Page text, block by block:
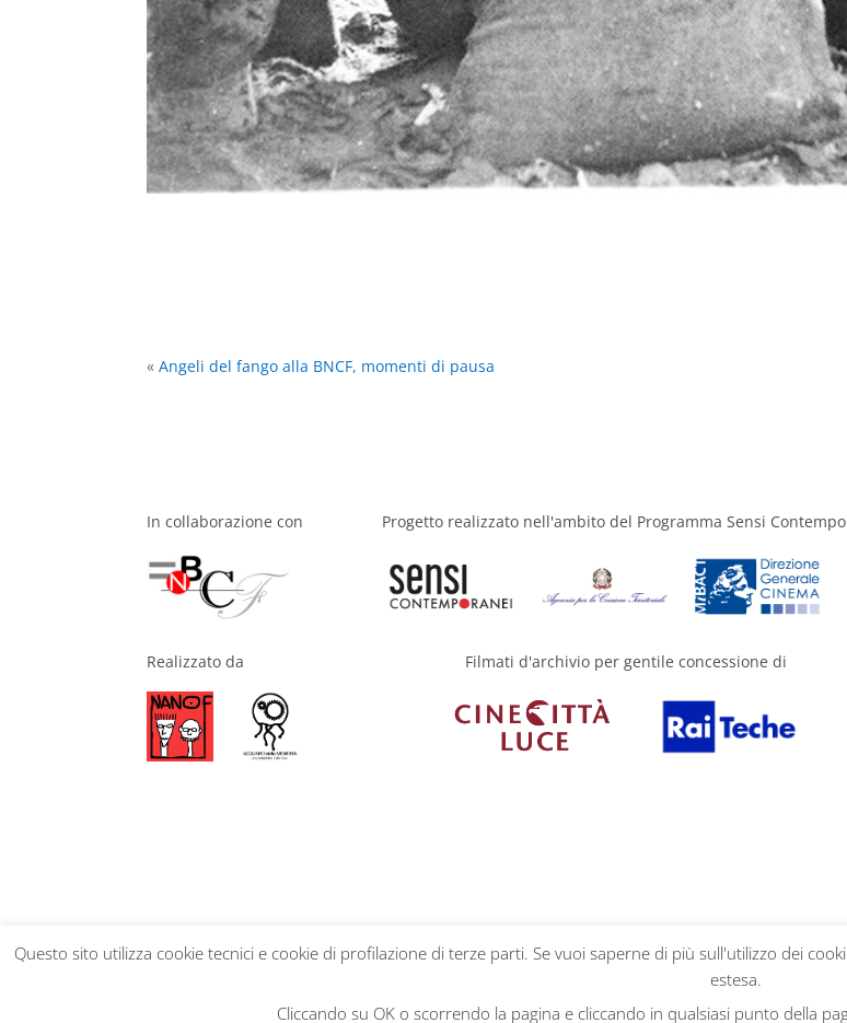
«Angeli del fango alla BNCF, momenti di pausa
In collaborazione con
Realizzato da
Progetto realizzato nell'ambito del Programma Sensi
Filmati d'archivio per gentile concessione di
Privacy Policy
Netseven
Questo sito utilizza cookie tecnici e cookie di profilazione di terze parti. Se vuoi saperne di più sull'utilizzo dei
estesa.
Cliccando su OK o scorrendo la pagina e cliccando in qualsiasi punto della